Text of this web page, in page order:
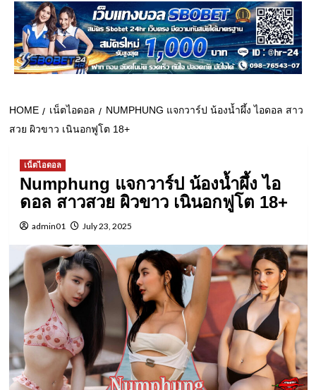
HOME เน็ตไอดอล
NUMPHUNG แจกวาร์ป น้องน้ำผึ้ง ไอดอล สาว
สวย ผิวขาว เนินอกฟูโต 18+
เน็ตไอดอล
Numphung แจกวาร์ป น้องน้ำผึ้ง ไอ
ดอล สาวสวย ผิวขาว เนินอกฟูโต 18+
admin01 July 23, 2025